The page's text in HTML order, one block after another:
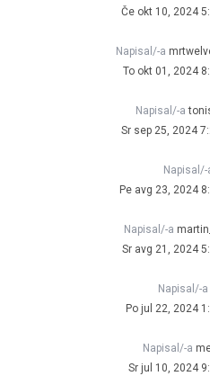
Če okt 10, 2024
Napisal/-a
To okt 01, 2024
Napisal/-a
Sr sep 25, 2024
Napisal/-
Pe avg 23, 2024
Napisal/-a
Sr avg 21, 2024
Napisal/-a
Po jul 22, 2024
Napisal/-a
Sr jul 10, 2024